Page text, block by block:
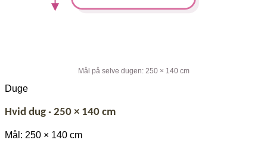
Mål på selve dugen: 250 × 140 cm
Duge
Hvid dug · 250 × 140 cm
Mål: 250 × 140 cm